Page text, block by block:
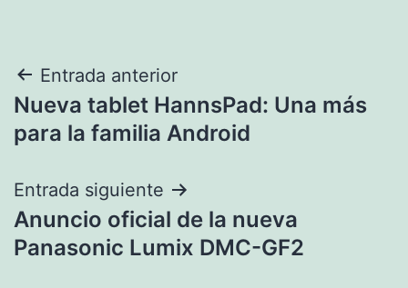
Navegación
de
Entrada anterior
Nueva tablet HannsPad: Una más
para la familia Android
Entrada siguiente
Anuncio oficial de la nueva
Panasonic Lumix DMC-GF2